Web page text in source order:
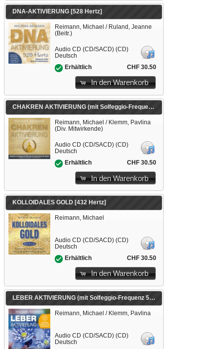
DNA-AKTIVIERUNG [528 Hertz]
Reimann, Michael / Ruland, Jeanne
(Beitr.)
Audio CD (CD/SACD) (CD)
Deutsch
Erhältlich
CHF 30.50
In den Warenkorb
CHAKREN AKTIVIERUNG (mit Solfeggio-Frequenzen)
Reimann, Michael / Klemm, Pavlina
(Div. Mitwirkende)
Audio CD (CD/SACD) (CD)
Deutsch
Erhältlich
CHF 30.50
In den Warenkorb
KOLLOIDALES GOLD [432 Hertz]
Reimann, Michael
Audio CD (CD/SACD) (CD)
Deutsch
Erhältlich
CHF 30.50
In den Warenkorb
LEBER AKTIVIERUNG (mit Solfeggio-Frequenz 528 Hertz)
Reimann, Michael / Klemm, Pavlina
Audio CD (CD/SACD) (CD)
Deutsch